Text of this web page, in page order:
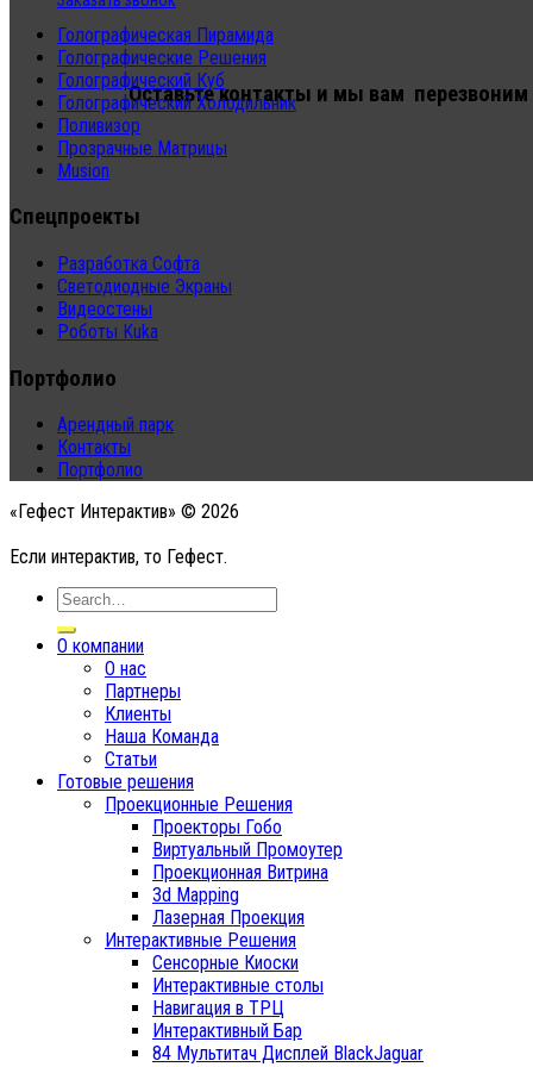
Оставьте контакты и мы вам перезвоним
Голографическая Пирамида
Голографические Решения
Голографический Куб
Голографический Холодильник
Поливизор
Прозрачные Матрицы
Musion
Спецпроекты
Разработка Софта
Светодиодные Экраны
Видеостены
Роботы Kuka
Портфолио
Арендный парк
Контакты
Портфолио
«Гефест Интерактив» © 2026
Если интерактив, то Гефест.
О компании
О нас
Партнеры
Клиенты
Наша Команда
Статьи
Готовые решения
Проекционные Решения
Проекторы Гобо
Виртуальный Промоутер
Проекционная Витрина
3d Mapping
Лазерная Проекция
Интерактивные Решения
Сенсорные Киоски
Интерактивные столы
Навигация в ТРЦ
Интерактивный Бар
84 Мультитач Дисплей BlackJaguar